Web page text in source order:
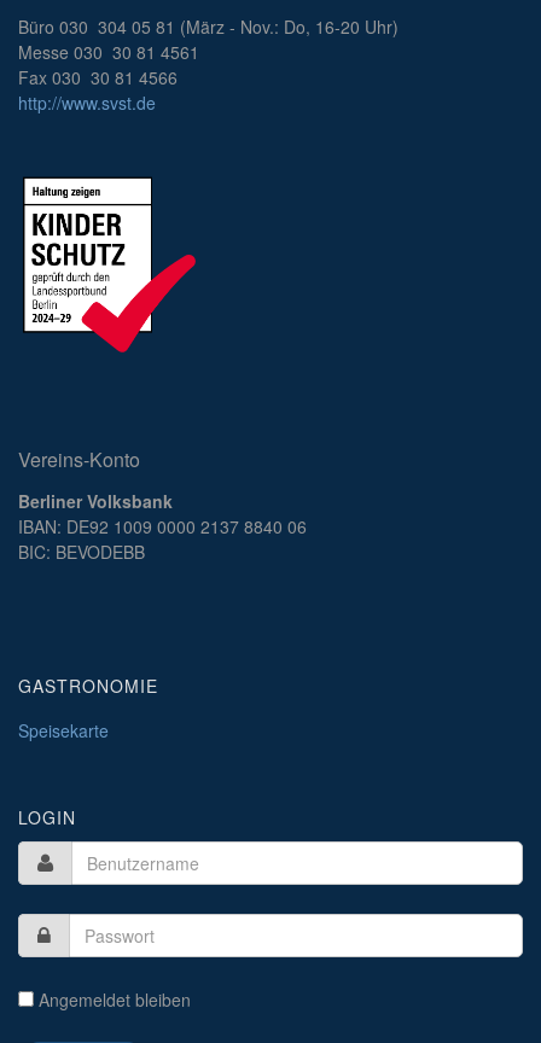
Büro 030 304 05 81 (März - Nov.: Do, 16-20 Uhr)
Messe 030 30 81 4561
Fax 030 30 81 4566
http://www.svst.de
Vereins-Konto
Berliner Volksbank
IBAN: DE92 1009 0000 2137 8840 06
BIC: BEVODEBB
GASTRONOMIE
Speisekarte
LOGIN
Angemeldet bleiben